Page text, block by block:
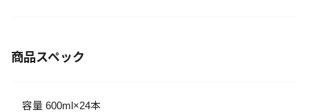
商品スペック
容量 600ml×24本